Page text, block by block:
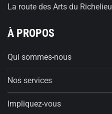
La route des Arts du Richelieu
À PROPOS
Qui sommes-nous
Nos services
Impliquez-vous